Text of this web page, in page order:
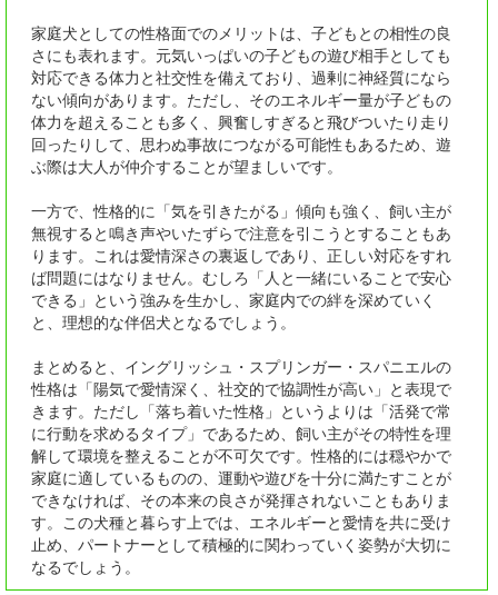
家庭犬としての性格面でのメリットは、子どもとの相性の良
さにも表れます。元気いっぱいの子どもの遊び相手としても
対応できる体力と社交性を備えており、過剰に神経質になら
ない傾向があります。ただし、そのエネルギー量が子どもの
体力を超えることも多く、興奮しすぎると飛びついたり走り
回ったりして、思わぬ事故につながる可能性もあるため、遊
ぶ際は大人が仲介することが望ましいです。
一方で、性格的に「気を引きたがる」傾向も強く、飼い主が
無視すると鳴き声やいたずらで注意を引こうとすることもあ
ります。これは愛情深さの裏返しであり、正しい対応をすれ
ば問題にはなりません。むしろ「人と一緒にいることで安心
できる」という強みを生かし、家庭内での絆を深めていく
と、理想的な伴侶犬となるでしょう。
まとめると、イングリッシュ・スプリンガー・スパニエルの
性格は「陽気で愛情深く、社交的で協調性が高い」と表現で
きます。ただし「落ち着いた性格」というよりは「活発で常
に行動を求めるタイプ」であるため、飼い主がその特性を理
解して環境を整えることが不可欠です。性格的には穏やかで
家庭に適しているものの、運動や遊びを十分に満たすことが
できなければ、その本来の良さが発揮されないこともありま
す。この犬種と暮らす上では、エネルギーと愛情を共に受け
止め、パートナーとして積極的に関わっていく姿勢が大切に
なるでしょう。